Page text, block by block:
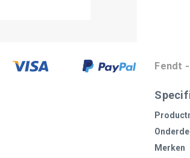
Fendt
Merken